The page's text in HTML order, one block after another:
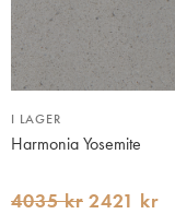
I LAGER
Harmonia Yosemite
4035 kr 2421 kr